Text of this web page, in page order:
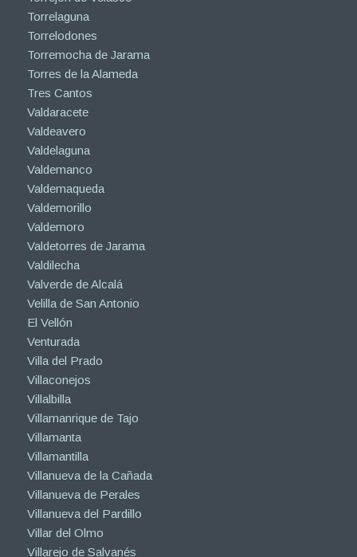
Torrelaguna
Torrelodones
Torremocha de Jarama
Torres de la Alameda
Tres Cantos
Valdaracete
Valdeavero
Valdelaguna
Valdemanco
Valdemaqueda
Valdemorillo
Valdemoro
Valdetorres de Jarama
Valdilecha
Valverde de Alcalá
Velilla de San Antonio
El Vellón
Venturada
Villa del Prado
Villaconejos
Villalbilla
Villamanrique de Tajo
Villamanta
Villamantilla
Villanueva de la Cañada
Villanueva de Perales
Villanueva del Pardillo
Villar del Olmo
Villarejo de Salvanés